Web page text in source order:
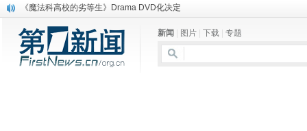
电信运营商“血战”校园
保健品也能吃出一身病? 康宝莱员工自揭多项家丑
煤价"跳水"电企利润"蹦高" 电煤联动亟待完善
苹果公司自建太阳能电厂为数据中心供电
新闻 图片 下载 专题